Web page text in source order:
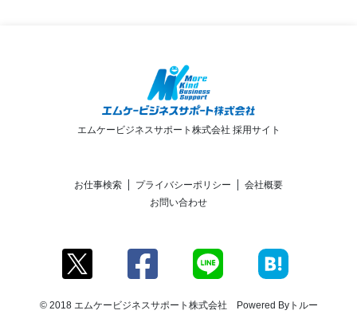
エムケービジネスサポート株式会社 採用サイト
お仕事検索 プライバシーポリシー
会社概要
お問い合わせ
© 2018 エムケービジネスサポート株式会社 Powered Byトルー